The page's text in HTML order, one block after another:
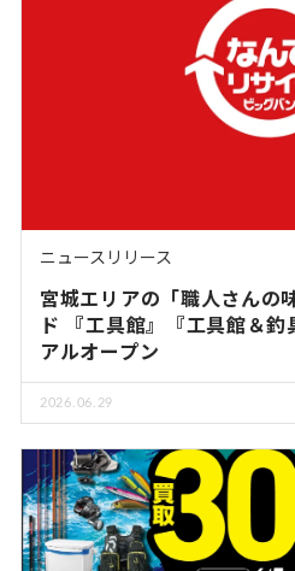
ニュースリリース
宮城エリアの「職人さんの
ド 『工具館』『工具館＆
アルオープン
2026.06.29